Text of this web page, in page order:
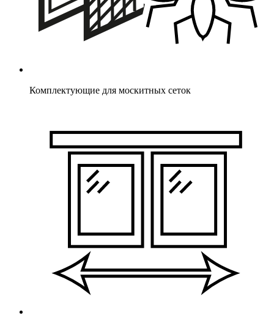
Комплектующие для москитных сеток